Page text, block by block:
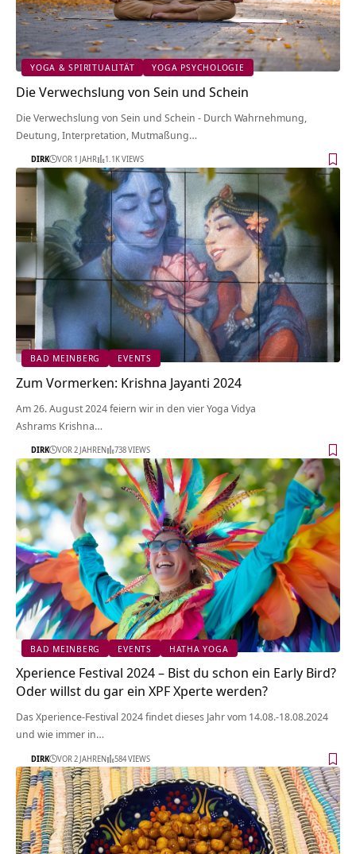
YOGA & SPIRITUALITÄT YOGA PSYCHOLOGIE
Die Verwechslung von Sein und Schein
Die Verwechslung von Sein und Schein - Durch Wahrnehmung,
Deutung, Interpretation, Mutmaßung…
DIRK VOR 1 JAHR 1.1K VIEWS
BAD MEINBERG EVENTS
Zum Vormerken: Krishna Jayanti 2024
Am 26. August 2024 feiern wir in den vier Yoga Vidya
Ashrams Krishna…
DIRK VOR 2 JAHREN 738 VIEWS
BAD MEINBERG EVENTS HATHA YOGA
Xperience Festival 2024 – Bist du schon ein Early Bird?
Oder willst du gar ein XPF Xperte werden?
Das Xperience-Festival 2024 findet dieses Jahr vom 14.08.-18.08.2024
und wie immer in…
DIRK VOR 2 JAHREN 584 VIEWS